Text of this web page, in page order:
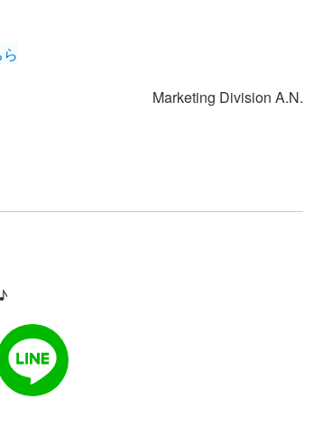
Marketing Division A.N.